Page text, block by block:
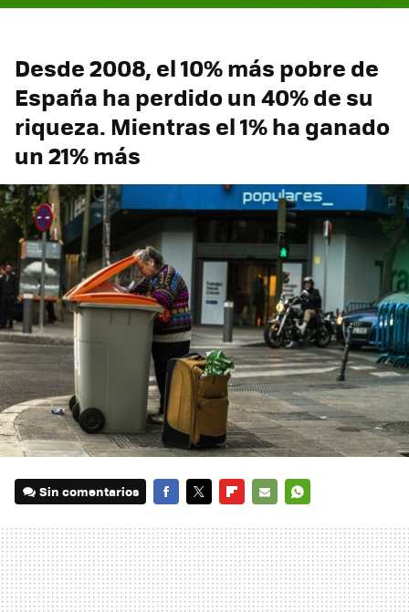
Desde 2008, el 10% más pobre de
España ha perdido un 40% de su
riqueza. Mientras el 1% ha ganado
un 21% más
Sin comentarios
MAIL